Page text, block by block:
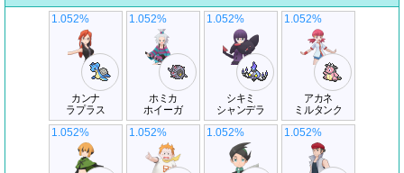
カンナ
ラプラス
1.052%
ホミカ
ホイーガ
1.052%
シキミ
シャンデラ
1.052%
アカネ
ミルタンク
1.052%
1.052% 1.052% 1.052% 1.052%